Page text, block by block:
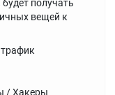
получать
вещей к
/ Хакеры